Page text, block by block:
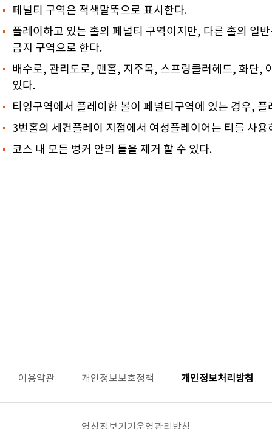
페널티 구역은 적색말뚝으로 표시한다.
플레이하고 있는 홀의 페널티 구역이지만, 다른 홀의 일
금지 구역으로 한다.
배수로, 관리도로, 맨홀, 지주목, 스프링클러헤드, 화단,
있다.
티잉구역에서 플레이한 볼이 페널티구역에 있는 경우,
3번홀의 세컨플레이 지점에서 여성플레이어는 티를 사용
코스 내 모든 벙커 안의 돌을 제거 할 수 있다.
이용약관 개인정보보호정책 개인정보처리방침